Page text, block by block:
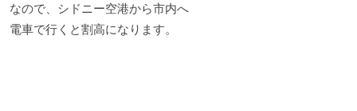
なので、シドニー空港から市内へ
電車で行くと割高になります。